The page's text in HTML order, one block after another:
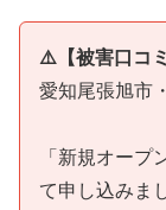
⚠️【被害口コ
愛知尾張旭市
「新規オープ
て申し込みま